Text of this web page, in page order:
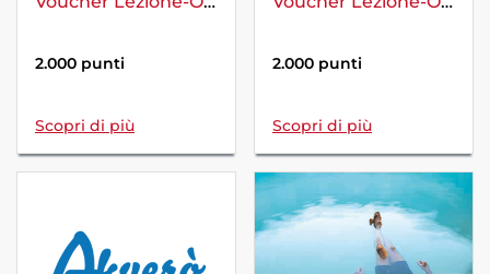
2.000 punti
Scopri di più
2.000 punti
Scopri di più